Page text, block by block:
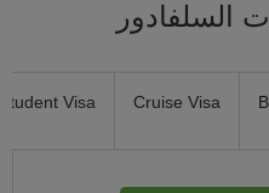
السلفادور
Cruise Visa
Student Visa